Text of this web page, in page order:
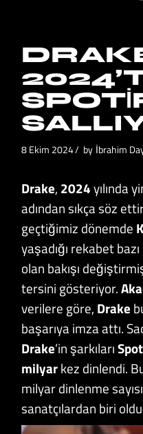
8 Ekim 2024 by İbrahim
Drake, 2024yılında
adından sıkça söz
geçtiğimiz dönemde
yaşadığı rekabet
olan bakışı
tersini gösteriyor.
verilere göre, Drake
başarıya imza attı.
Drake’in şarkıları
milyarkez dinlendi.
milyar dinlenme
sanatçılardan biri